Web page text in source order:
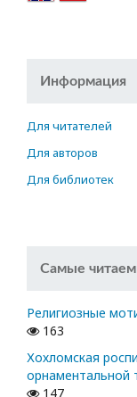
Информация
Для читателей
Для авторов
Для библиотек
Самые
Религиозные
163
Хохломская
орнаментальной
147